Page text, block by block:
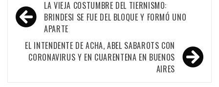
Navegación
de
entradas
LA VIEJA COSTUMBRE DEL TIERNISMO:
BRINDESI SE FUE DEL BLOQUE Y FORMÓ UNO
APARTE
EL INTENDENTE DE ACHA, ABEL SABAROTS CON
CORONAVIRUS Y EN CUARENTENA EN BUENOS
AIRES